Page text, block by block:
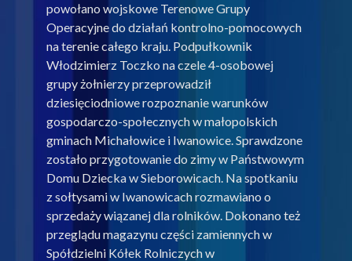
powołano wojskowe Terenowe Grupy
Operacyjne do działań kontrolno-pomocowych
na terenie całego kraju. Podpułkownik
Włodzimierz Toczko na czele 4-osobowej
grupy żołnierzy przeprowadził
dziesięciodniowe rozpoznanie warunków
gospodarczo-społecznych w małopolskich
gminach Michałowice i Iwanowice. Sprawdzone
zostało przygotowanie do zimy w Państwowym
Domu Dziecka w Sieborowicach. Na spotkaniu
z sołtysami w Iwanowicach rozmawiano o
sprzedaży wiązanej dla rolników. Dokonano też
przeglądu magazynu części zamiennych w
Spółdzielni Kółek Rolniczych w